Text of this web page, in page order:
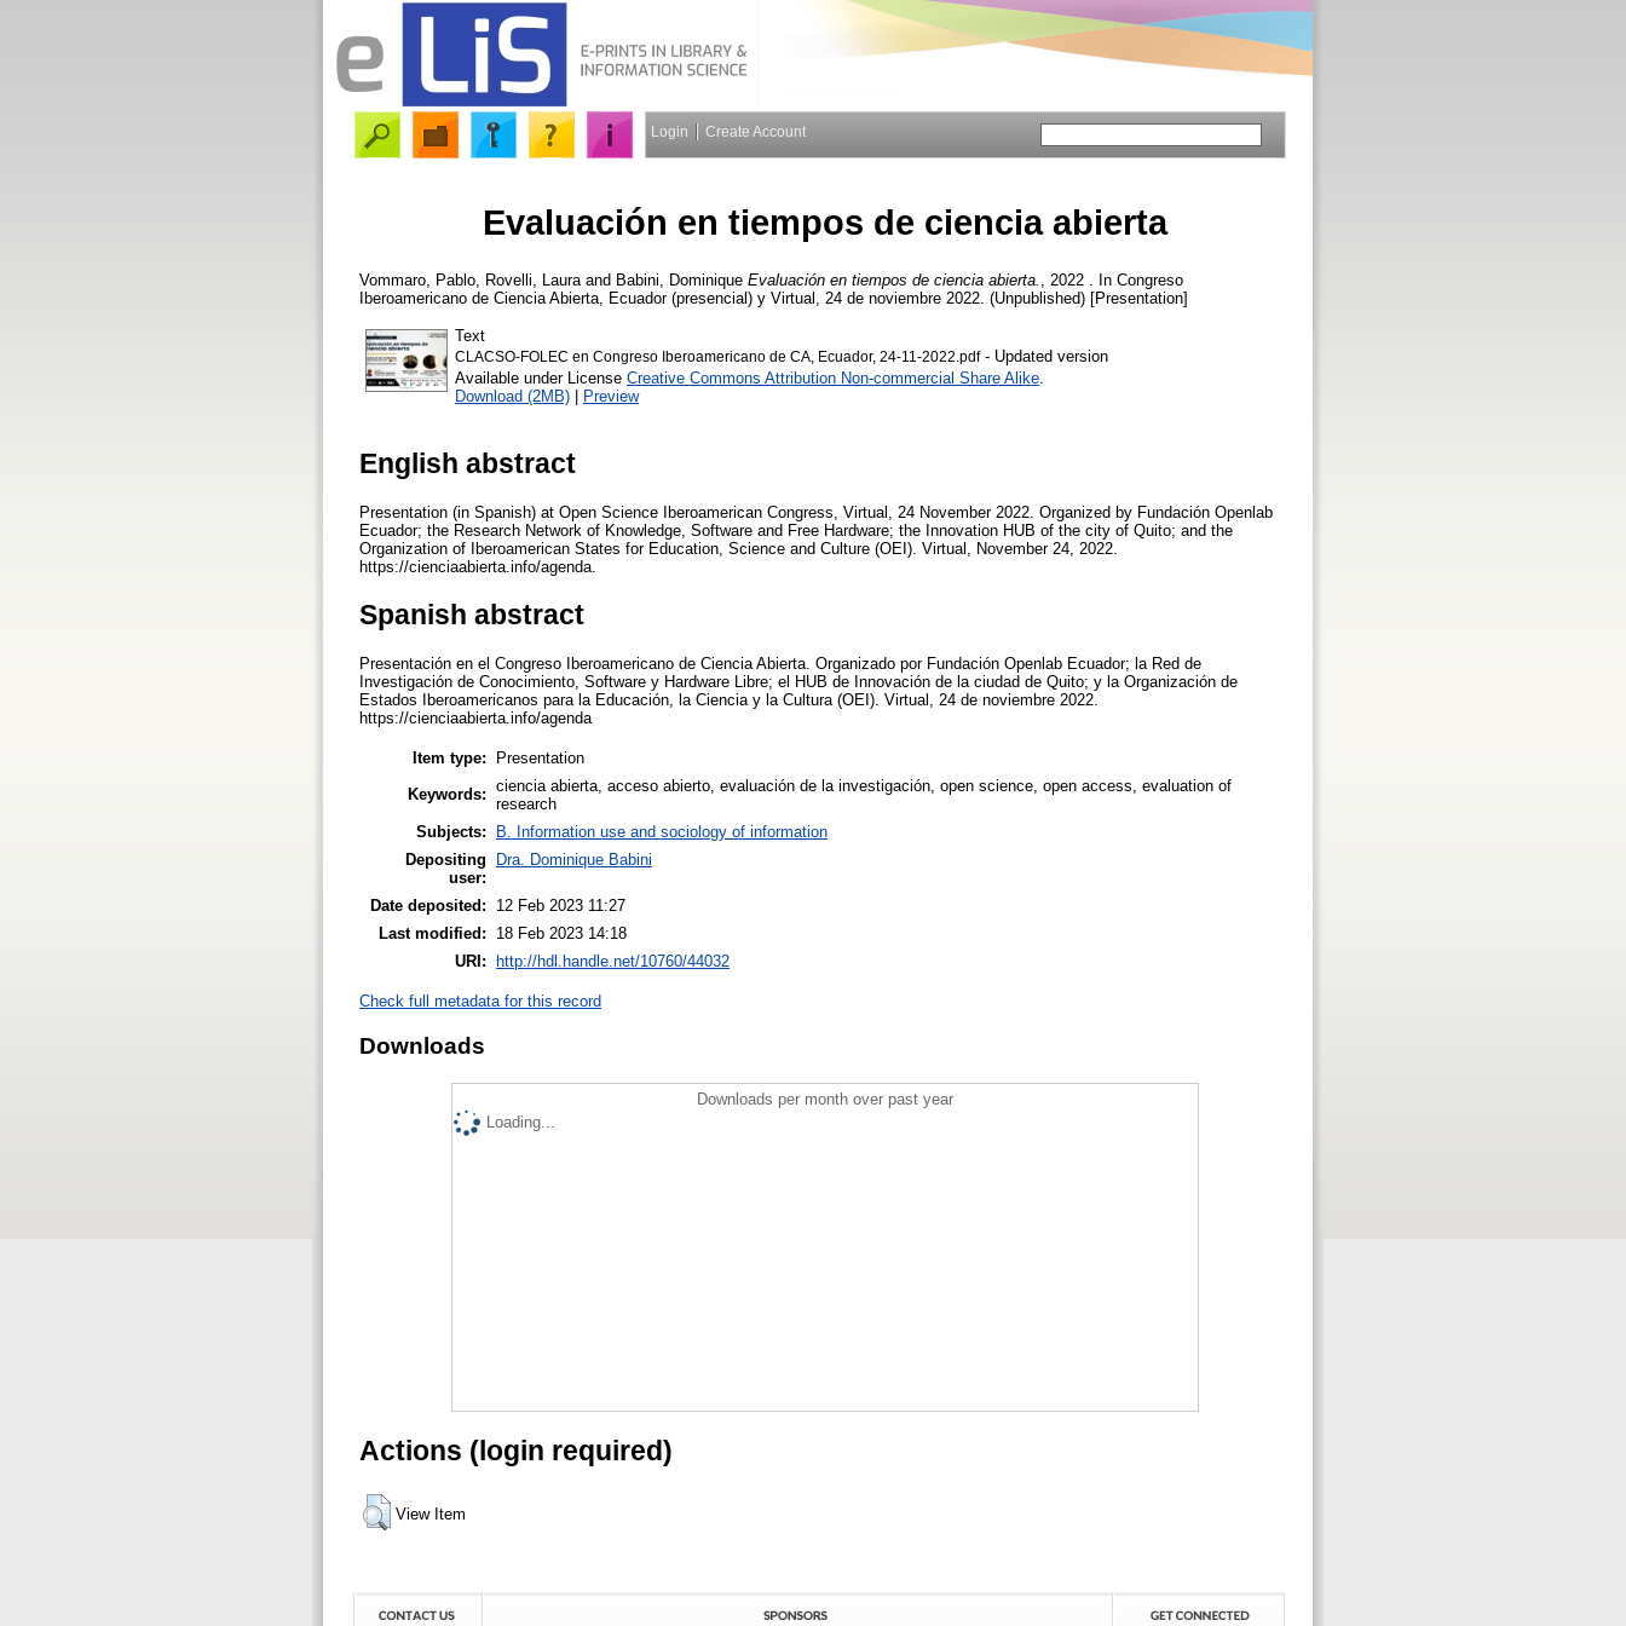
Login Create Account
Evaluación en tiempos de ciencia abierta
Vommaro, Pablo Rovelli, Laura and Babini, Dominique Evaluación en tiempos de ciencia abierta.
, 2022 . In Congreso
Iberoamericano de Ciencia Abierta, Ecuador (presencial) y Virtual, 24 de noviembre 2022. (Unpublished) [Presentation]
Text
CLACSO-FOLEC en Congreso Iberoamericano de CA, Ecuador, 24-11-2022.pdf- Updated version
Available under License Creative Commons Attribution Non-commercial Share Alike
Download (2MB) | Preview
English abstract
Presentation (in Spanish) at Open Science Iberoamerican Congress, Virtual, 24 November 2022. Organized by Fundación Openlab
Ecuador; the Research Network of Knowledge, Software and Free Hardware; the Innovation HUB of the city of Quito; and the
Organization of Iberoamerican States for Education, Science and Culture (OEI). Virtual, November 24, 2022.
https://cienciaabierta.info/agenda.
Spanish abstract
Presentación en el Congreso Iberoamericano de Ciencia Abierta. Organizado por Fundación Openlab Ecuador; la Red de
Investigación de Conocimiento, Software y Hardware Libre; el HUB de Innovación de la ciudad de Quito; y la Organización de
Estados Iberoamericanos para la Educación, la Ciencia y la Cultura (OEI). Virtual, 24 de noviembre 2022.
https://cienciaabierta.info/agenda
Item type:
Presentation
Keywords: ciencia abierta, acceso abierto, evaluación de la investigación, open science, open access, evaluation of
research
Subjects:
B. Information use and sociology of information
Depositing
user:
Dra. Dominique Babini
Date deposited:
12 Feb 2023 11:27
Last modified:
18 Feb 2023 14:18
URI:
http://hdl.handle.net/10760/44032
Check full metadata for this record
Downloads
Downloads per month over past year
Loading...
Actions (login required)
View Item